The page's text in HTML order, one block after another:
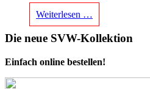
Weiterlesen …
Die neue SVW-Kollektion
Einfach online bestellen!